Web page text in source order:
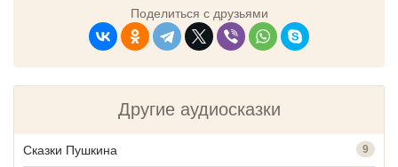
Поделиться с друзьями
Другие аудиосказки
Сказки Пушкина 9